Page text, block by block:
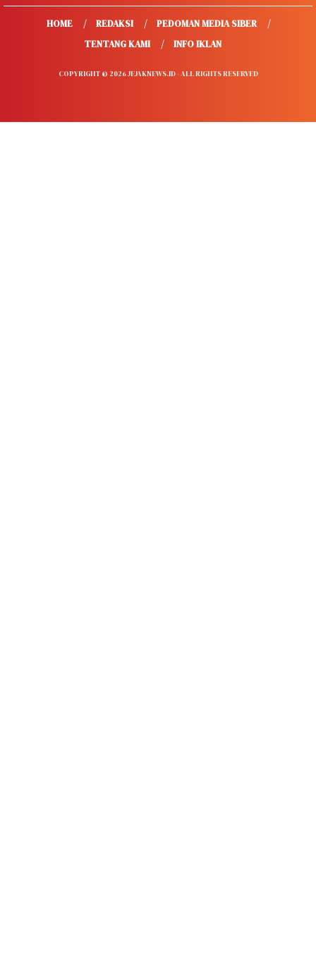
HOME REDAKSI
PEDOMAN MEDIA SIBER
TENTANG KAMI
INFO IKLAN
COPYRIGHT © 2026 JEJAKNEWS.ID - ALL RIGHTS RESERVED